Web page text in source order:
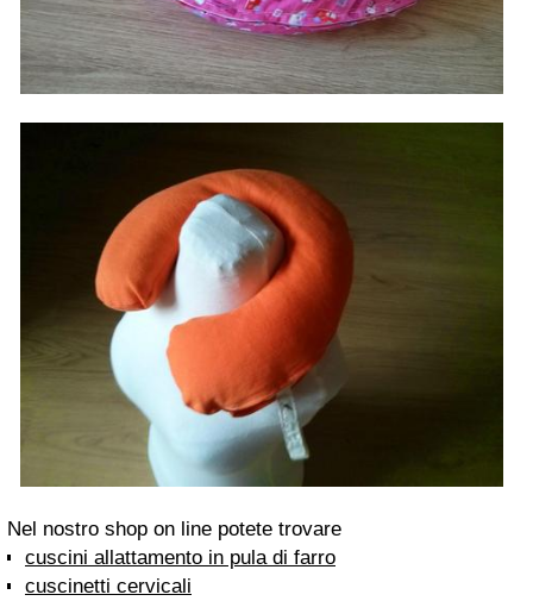
Nel nostro shop on line potete trovare
cuscini allattamento in pula di farro
cuscinetti cervicali